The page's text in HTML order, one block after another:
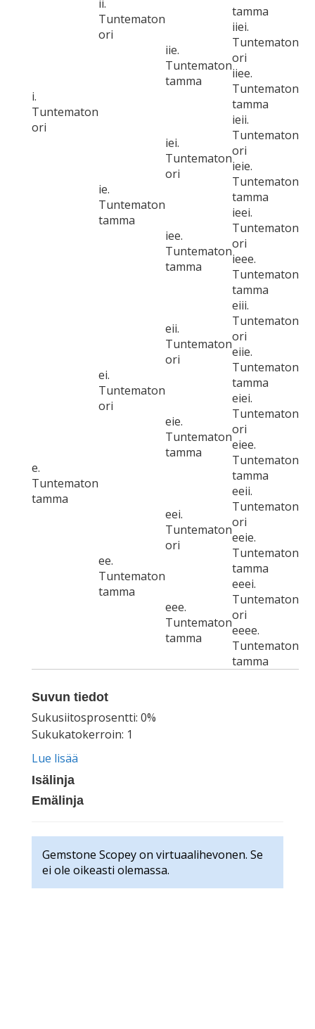
i.
Tuntematon
ori
ii.
Tuntematon
ori
tamma
iie.
Tuntematon
tamma
iiei.
Tuntematon
ori
iiee.
Tuntematon
tamma
ie.
Tuntematon
tamma
iei.
Tuntematon
ori
ieii.
Tuntematon
ori
ieie.
Tuntematon
tamma
iee.
Tuntematon
tamma
ieei.
Tuntematon
ori
ieee.
Tuntematon
tamma
e.
Tuntematon
tamma
ei.
Tuntematon
ori
eii.
Tuntematon
ori
eiii.
Tuntematon
ori
eiie.
Tuntematon
tamma
eie.
Tuntematon
tamma
eiei.
Tuntematon
ori
eiee.
Tuntematon
tamma
ee.
Tuntematon
tamma
eei.
Tuntematon
ori
eeii.
Tuntematon
ori
eeie.
Tuntematon
tamma
eee.
Tuntematon
tamma
eeei.
Tuntematon
ori
eeee.
Tuntematon
tamma
Suvun tiedot
Sukusiitosprosentti: 0%
Sukukatokerroin: 1
Lue lisää
Isälinja
Emälinja
Gemstone Scopey on virtuaalihevonen. Se
ei ole oikeasti olemassa.